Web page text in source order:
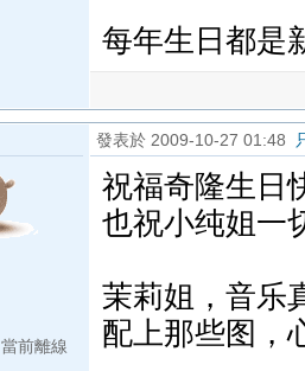
每年生日都是
當前離線
發表於 2009-10-27 01:48
祝福奇隆生日
也祝小纯姐一
茉莉姐，音乐
配上那些图，